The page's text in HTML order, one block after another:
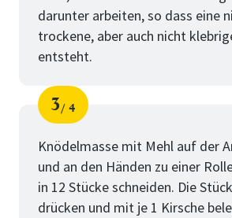
darunter arbeiten, so dass eine
trockene, aber auch nicht
entsteht.
Schritt
3
von
4
Knödelmasse mit Mehl auf der
und an den Händen zu einer
in 12 Stücke schneiden. Die
drücken und mit je 1 Kirsche